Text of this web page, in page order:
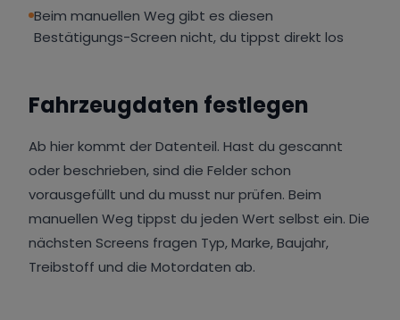
Beim manuellen Weg gibt es diesen
Bestätigungs-Screen nicht, du tippst direkt los
Fahrzeugdaten festlegen
Ab hier kommt der Datenteil. Hast du gescannt
oder beschrieben, sind die Felder schon
vorausgefüllt und du musst nur prüfen. Beim
manuellen Weg tippst du jeden Wert selbst ein. Die
nächsten Screens fragen Typ, Marke, Baujahr,
Treibstoff und die Motordaten ab.